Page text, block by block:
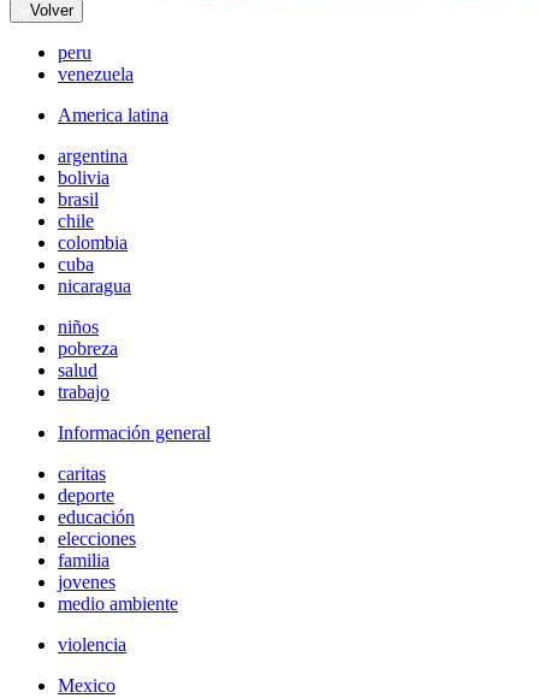
Volver
peru
venezuela
America latina
argentina
bolivia
brasil
chile
colombia
cuba
nicaragua
niños
pobreza
salud
trabajo
Información general
caritas
deporte
educación
elecciones
familia
jovenes
medio ambiente
violencia
Mexico